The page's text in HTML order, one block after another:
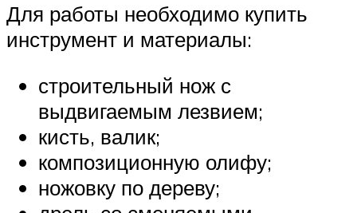
Для работы необходимо купить
инструмент и материалы:
строительный нож с
выдвигаемым лезвием;
кисть, валик;
композиционную олифу;
ножовку по дереву;